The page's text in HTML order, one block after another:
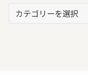
テ